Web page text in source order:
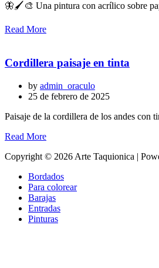
🦋🖌️🎨 Una pintura con acrílico sobre
Read More
Cordillera paisaje en tinta
by admin_oraculo
25 de febrero de 2025
Paisaje de la cordillera de los andes con
Read More
Copyright © 2026 Arte Taquionica |
Bordados
Para colorear
Barajas
Entradas
Pinturas